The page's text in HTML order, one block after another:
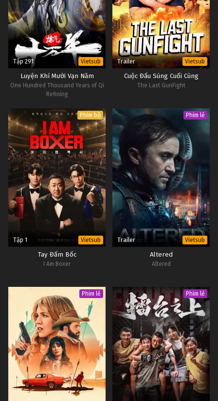
Tập 291 Vietsub
Luyện Khí Mười Vạn Năm
One Hundred Thousand Years of Qi
Refining
Trailer Vietsub
Cuộc Đấu Súng Cuối Cùng
The Last GunFight
Phim bộ
Tập 1 Vietsub
Tay Đấm Bốc
I Am Boxer
Phim lẻ
Trailer Vietsub
Altered
Altered
Phim lẻ Phim lẻ